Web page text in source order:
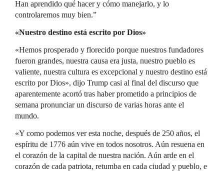
Han aprendido qué hacer y cómo manejarlo, y lo
controlaremos muy bien.”
«Nuestro destino está escrito por Dios»
«Hemos prosperado y florecido porque nuestros fundadores
fueron grandes, nuestra causa era justa, nuestro pueblo es
valiente, nuestra cultura es excepcional y nuestro destino está
escrito por Dios», dijo Trump casi al final del discurso que
aparentemente acortó tras haber prometido a principios de
semana pronunciar un discurso de varias horas ante el
mundo.
«Y como podemos ver esta noche, después de 250 años, el
espíritu de 1776 aún vive en todos nosotros. Aún resuena en
el corazón de la capital de nuestra nación. Aún arde en el
corazón de cada patriota, retumba en cada ciudad y pueblo, e